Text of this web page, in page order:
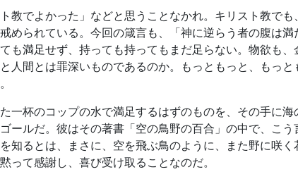
ト教でよかった」などと思うことなかれ。キリスト教で
められている。今回の箴言も、「神に逆らう者の腹は
も満足せず、持っても持ってもまだ足らない。物欲も
人間とは罪深いものであるのか。もっともっと、もっ
た一杯のコップの水で満足するはずのものを、その手に
ールだ。彼はその著書「空の鳥野の百合」の中で、こ
知るとは、まさに、空を飛ぶ鳥のように、また野に咲
って感謝し、喜び受け取ることなのだ。